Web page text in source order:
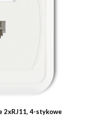
2xRJ11, 4-stykowe